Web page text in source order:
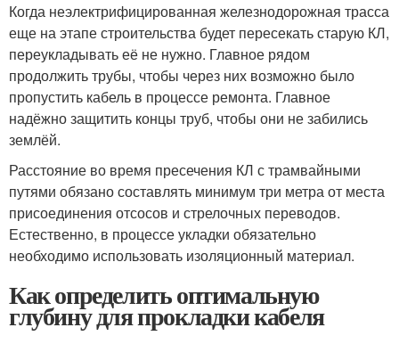
Когда неэлектрифицированная железнодорожная трасса
еще на этапе строительства будет пересекать старую КЛ,
переукладывать её не нужно. Главное рядом
продолжить трубы, чтобы через них возможно было
пропустить кабель в процессе ремонта. Главное
надёжно защитить концы труб, чтобы они не забились
землёй.
Расстояние во время пресечения КЛ с трамвайными
путями обязано составлять минимум три метра от места
присоединения отсосов и стрелочных переводов.
Естественно, в процессе укладки обязательно
необходимо использовать изоляционный материал.
Как определить оптимальную
глубину для прокладки кабеля